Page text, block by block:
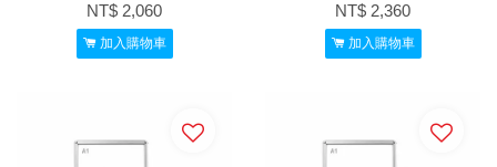
NT$ 2,060
加入購物車
NT$ 2,360
加入購物車